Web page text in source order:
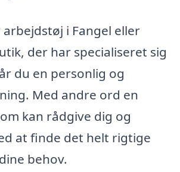
i Fangel eller
der har specialiseret sig
du en personlig og
Med andre ord en
kan rådgive dig og
at finde det helt rigtige
behov.